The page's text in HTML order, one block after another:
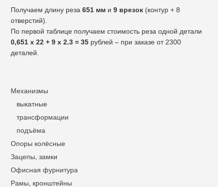
Получаем длину реза651 мм и9 врезок (контур + 8
отверстий).
По первой таблице получаем стоимость реза одной детали
0,651 х 22 + 9 х 2.3 = 35 рублей – при заказе от 2300
деталей.
Механизмы
выкатные
трансформации
подъёма
Опоры колёсные
Зацепы, замки
Офисная фурнитура
Рамы, кронштейны